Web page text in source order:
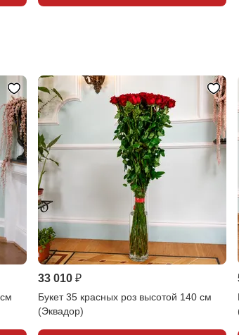
33 010 ₽
Букет 35 красных роз высотой 140 см
(Эквадор)